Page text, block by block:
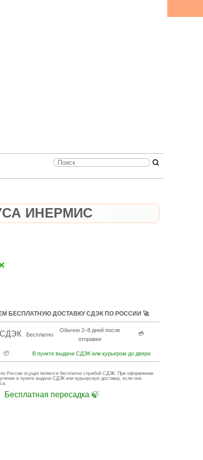
ИНЕРМИС
БЕСПЛАТНУЮ ДОСТАВКУ СДЭК ПО РОССИИ 🚀
Бесплатно
Обычно 2–8 дней после
отправки
💳
📦 В пункте выдачи СДЭК или курьером до двери
по России осуществляется бесплатно службой СДЭК. При оформлении
в пункте выдачи СДЭК или курьерскую доставку, если она
Бесплатная пересадка 🍃